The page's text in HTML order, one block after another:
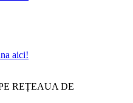
REȚEAUA DE